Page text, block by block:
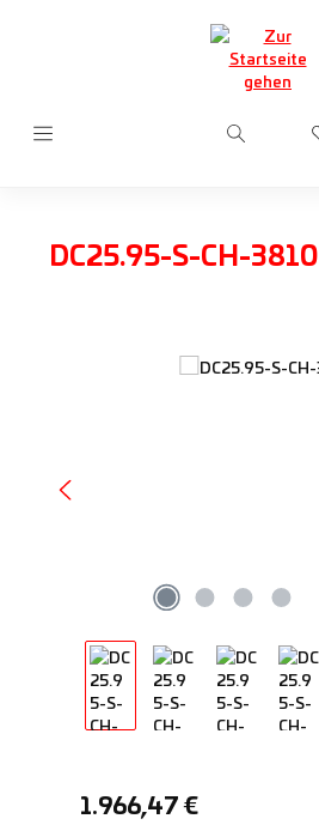
DC25.95-S-CH-3810
Bildergalerie überspringen
Regulärer Preis:
1.966,47 €